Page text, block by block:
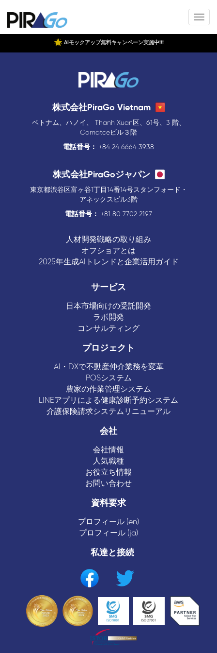
AIモックアップ無料キャンペーン実施中!!!
株式会社PiraGo Vietnam
ベトナム、ハノイ、 Thanh Xuan区、61号、3 階、
Comatceビル３階
電話番号：
+84 24 6664 3938
株式会社PiraGoジャパン
東京都渋谷区富ヶ谷1丁目14番14号スタンフォード・
アネックスビル3階
電話番号：
+81 80 7702 2197
人材開発戦略の取り組み
オフショアとは
2025年生成AIトレンドと企業活用ガイド
サービス
日本市場向けの受託開発
ラボ開発
コンサルティング
プロジェクト
AI・DXで不動産仲介業務を変革
POSシステム
農家の作業管理システム
LINEアプリによる健康診断予約システム
介護保険請求システムリニューアル
会社
会社情報
人気職種
お役立ち情報
お問い合わせ
資料要求
プロフィール (en)
プロフィール (ja)
私達と接続